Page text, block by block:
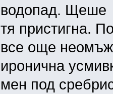
водопад. Щеше
тя пристигна.
все още
иронична
мен под